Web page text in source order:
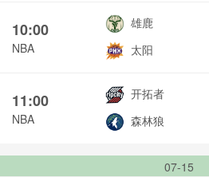
10:00
NBA
雄鹿
太阳
11:00
NBA
开拓者
森林狼
07-15